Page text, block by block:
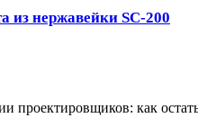
нержавейки SC-200